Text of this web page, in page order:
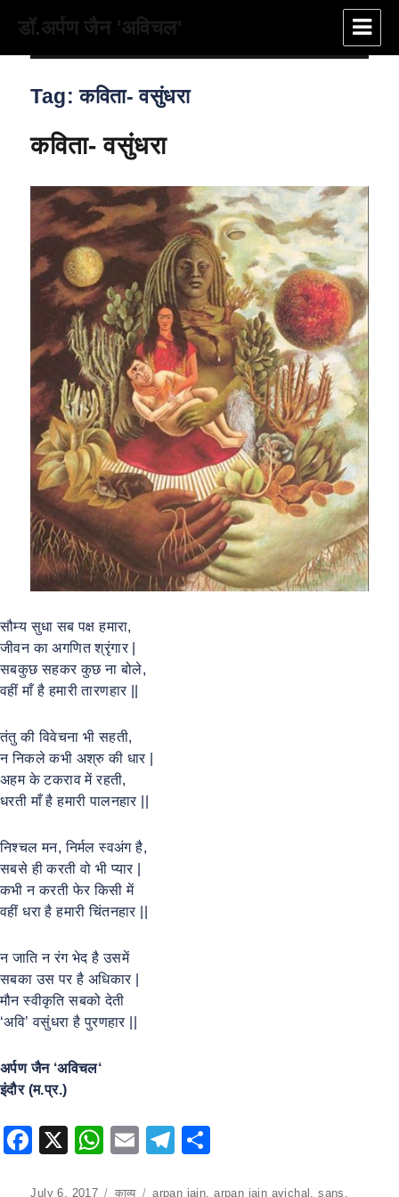
डॉ.अर्पण जैन 'अविचल'
Tag:कविता- वसुंधरा
कविता- वसुंधरा
सौम्य सुधा सब पक्ष हमारा,
जीवन का अगणित श्रृंगार |
सबकुछ सहकर कुछ ना बोले,
वहीं माँ है हमारी तारणहार ||
तंतु की विवेचना भी सहती,
न निकले कभी अश्रु की धार |
अहम के टकराव में रहती,
धरती माँ है हमारी पालनहार ||
निश्चल मन, निर्मल स्वअंग है,
सबसे ही करती वो भी प्यार |
कभी न करती फेर किसी में
वहीं धरा है हमारी चिंतनहार ||
न जाति न रंग भेद है उसमें
सबका उस पर है अधिकार |
मौन स्वीकृति सबको देती
‘अवि’ वसुंधरा है पुरणहार ||
अर्पण जैन‘अविचल‘
इंदौर(म.प्र.)
F
X
W
E
T
Posted
July 6, 2017 Categories
काव्य Tags
arpan jain ,arpan jain avichal ,sans